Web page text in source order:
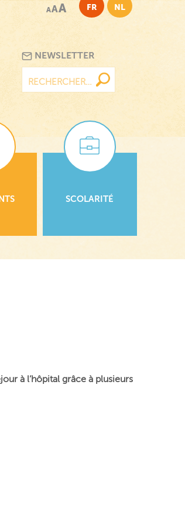
AAA FR NL
NEWSLETTER
SCOLARITÉ
à l’hôpital grâce à plusieurs